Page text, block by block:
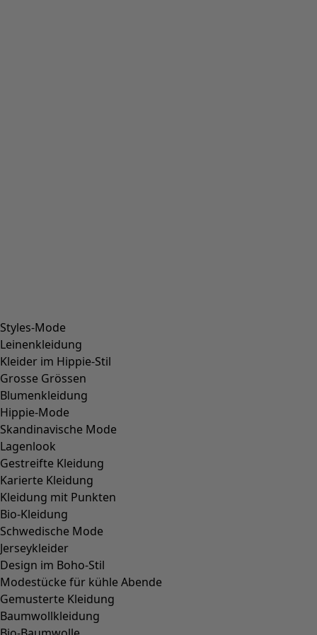
Styles-Mode
Leinenkleidung
Kleider im Hippie-Stil
Grosse Grössen
Blumenkleidung
Hippie-Mode
Skandinavische Mode
Lagenlook
Gestreifte Kleidung
Karierte Kleidung
Kleidung mit Punkten
Bio-Kleidung
Schwedische Mode
Jerseykleider
Design im Boho-Stil
Modestücke für kühle Abende
Gemusterte Kleidung
Baumwollkleidung